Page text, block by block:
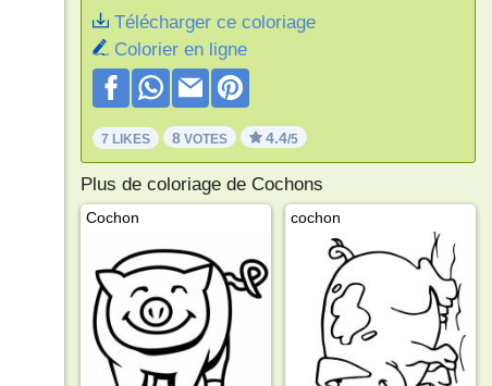
Télécharger ce coloriage
Colorier en ligne
7 LIKES 8VOTES 4.4/5
Plus de coloriage de Cochons
Cochon cochon